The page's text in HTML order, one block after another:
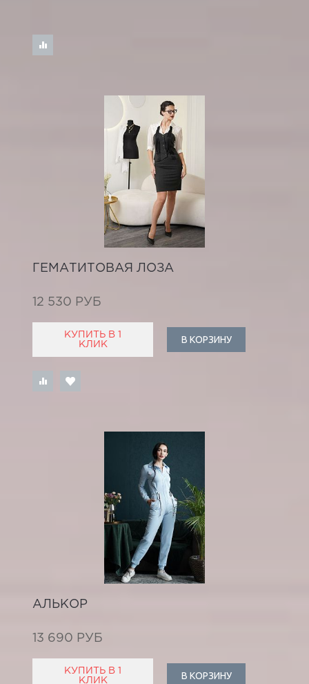
ГЕМАТИТОВАЯ ЛОЗА
12 530 РУБ
КУПИТЬ В 1
КЛИК
В КОРЗИНУ
АЛЬКОР
13 690 РУБ
КУПИТЬ В 1
КЛИК
В КОРЗИНУ